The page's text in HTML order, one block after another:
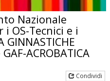
Nazionale
OS-Tecnici e i
GINNASTICHE
ACROBATICA
Condividi